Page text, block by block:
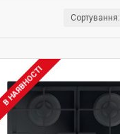
Сортування:
В НАЯВНОСТІ